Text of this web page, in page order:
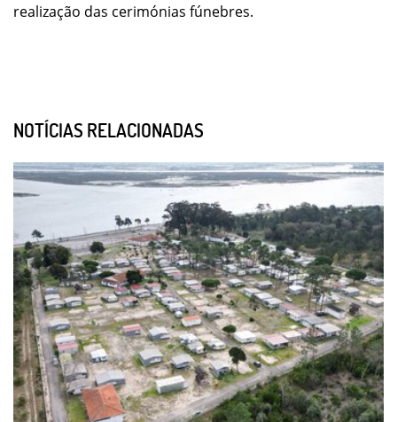
realização das cerimónias fúnebres.
NOTÍCIAS RELACIONADAS